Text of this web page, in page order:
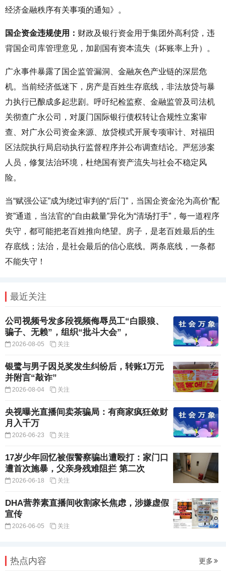
经济金融秩序有关事项的通知》。
国企资金违规使用： 财政及银行资金用于集团外高利贷，违
背国企司库管理意见，加剧国有资本流失（坏账率上升）。
广永事件暴露了国企监管漏洞、金融灰色产业链的深层危
机。当前经济低迷下，房产是百姓生存底线，非法放贷与暴
力执行已酿成多起悲剧。呼吁纪检监察、金融监管及司法机
关彻查广永公司，对厦门国际银行债权转让合规性立案审
查、对广永公司资金来源、放贷模式开展专项审计、对福田
区法院执行局启动执行监督程序并公布调查结论。严惩涉案
人员，修复法治环境，杜绝国有资产流失与社会不稳定风
险。
当“赋强公证”成为绕过审判的“后门”，当国企资金沦为高价“配
资”通道，当法官的“自由裁量”异化为“清场打手”，每一道程序
失守，都可能把老百姓推向绝望。房子，是老百姓最后的生
存底线；法治，是社会最后的信心底线。两条底线，一条都
不能失守！
最近关注
公司视频号发多段视频侮辱员工“白眼狼、
骗子、无赖”，组织“批斗大会”，
2026-08-05 关注
银鹭与男子因兑奖发生纠纷后，转账1万元
并附言“敲诈”
2026-08-04 关注
央视曝光直播间卖茶骗局：有商家疯狂敛财
月入千万
2026-06-23 关注
17岁少年回忆被假警察骗出遭殴打：家门口
遭首次施暴，父亲身残难阻拦 第二次
2026-06-18 关注
DHA营养素直播间收割家长焦虑，涉嫌虚假
宣传
2026-06-05 关注
热点内容 更多